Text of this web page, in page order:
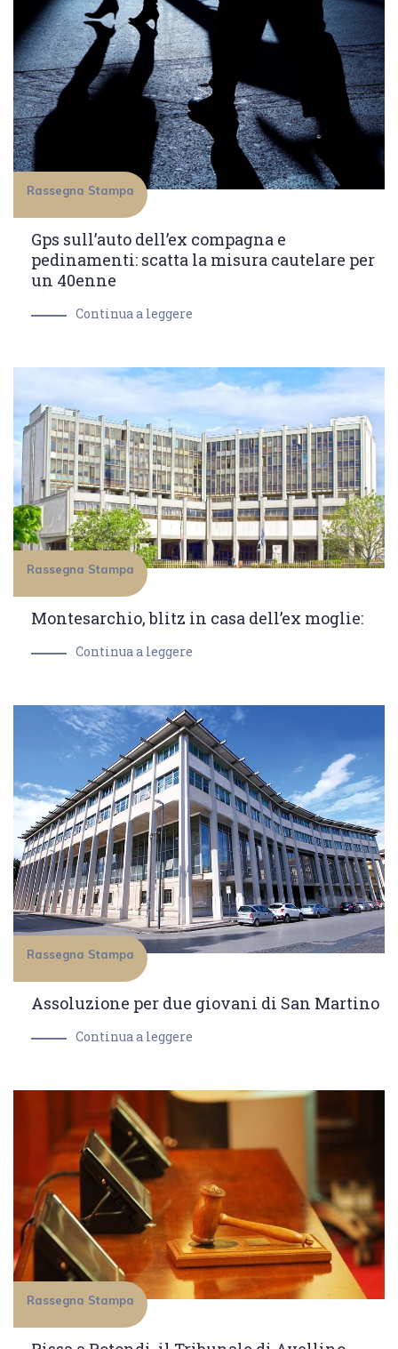
Rassegna Stampa
Gps sull’auto dell’ex compagna e
pedinamenti: scatta la misura cautelare per
un 40enne
Continua a leggere
Rassegna Stampa
Montesarchio, blitz in casa dell’ex moglie:
Continua a leggere
Rassegna Stampa
Assoluzione per due giovani di San Martino
Continua a leggere
Rassegna Stampa